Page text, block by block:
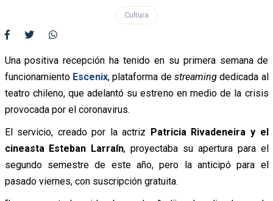
Cultura
Una positiva recepción ha tenido en su primera semana de
funcionamiento Escenix, plataforma de streamingdedicada al
teatro chileno, que adelantó su estreno en medio de la crisis
provocada por el coronavirus.
El servicio, creado por la actriz Patricia Rivadeneira y el
cineasta Esteban Larraín, proyectaba su apertura para el
segundo semestre de este año, pero la anticipó para el
pasado viernes, con suscripción gratuita.